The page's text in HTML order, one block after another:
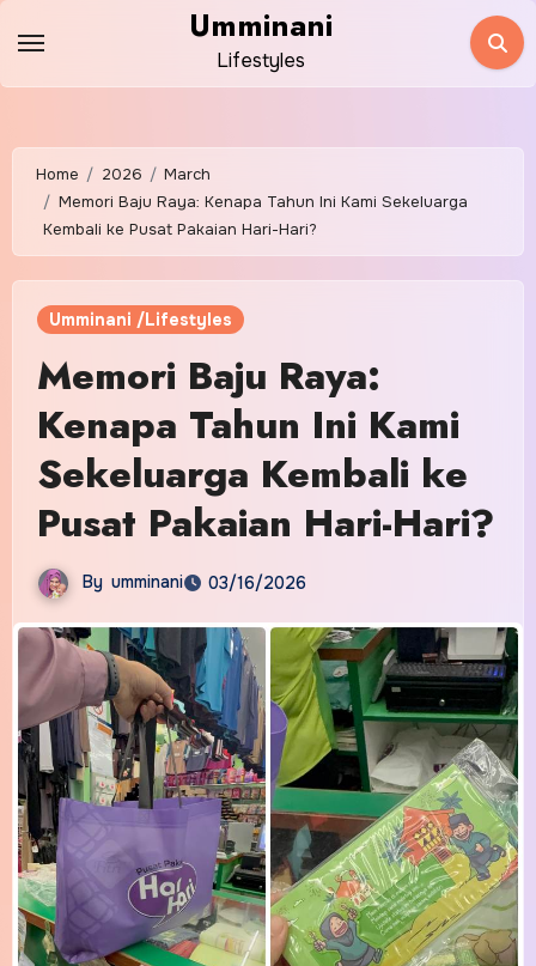
content
Umminani
Lifestyles
Home 2026
March
Memori Baju Raya: Kenapa Tahun Ini Kami Sekeluarga
Kembali ke Pusat Pakaian Hari-Hari?
Umminani /Lifestyles
Memori Baju Raya:
Kenapa Tahun Ini Kami
Sekeluarga Kembali ke
Pusat Pakaian Hari-Hari?
By umminani 03/16/2026